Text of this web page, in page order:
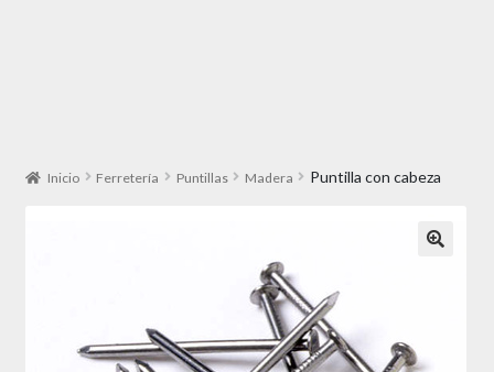
Inicio Ferretería Puntillas Madera Puntilla con cabeza